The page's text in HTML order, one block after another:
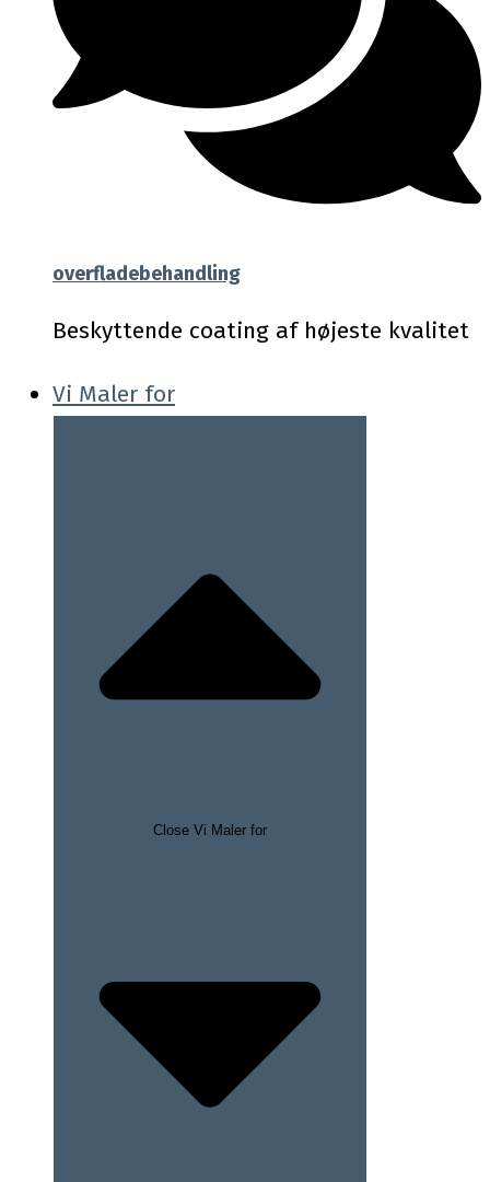
overfladebehandling
Beskyttende coating af højeste kvalitet
Vi Maler for
Close Vi Maler for